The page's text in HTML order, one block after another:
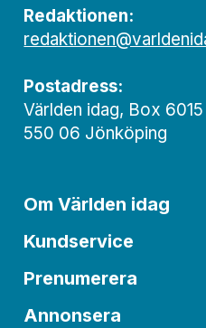
Redaktionen:
Postadress:
Världen idag, Box 6015
550 06 Jönköping
Om Världen idag
Kundservice
Prenumerera
Annonsera